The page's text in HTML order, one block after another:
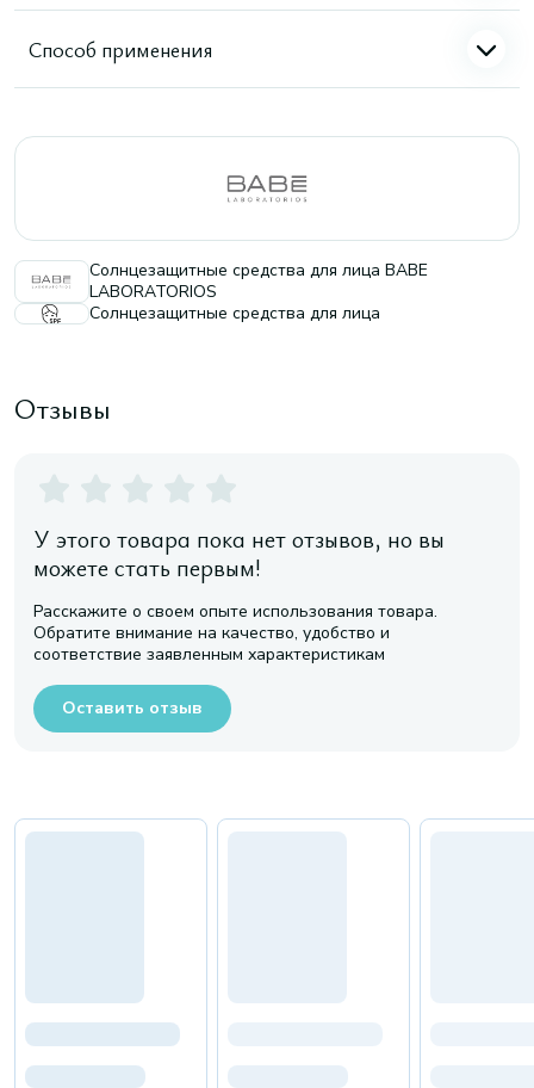
Способ применения
Солнцезащитные средства для лица BABE
LABORATORIOS
Солнцезащитные средства для лица
Отзывы
У этого товара пока нет отзывов, но вы
можете стать первым!
Расскажите о своем опыте использования товара.
Обратите внимание на качество, удобство и
соответствие заявленным характеристикам
Оставить отзыв